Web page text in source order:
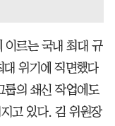
이르는 국내 최대 규
대 위기에 직면했다
룹의 쇄신 작업에도
고 있다. 김 위원장